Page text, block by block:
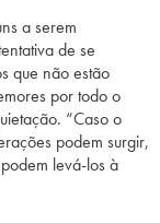
a serem
de se
que não estão
por todo o
“Caso o
podem surgir,
levá-los à